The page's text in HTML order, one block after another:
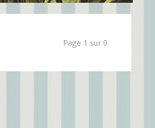
Page 1 sur 0